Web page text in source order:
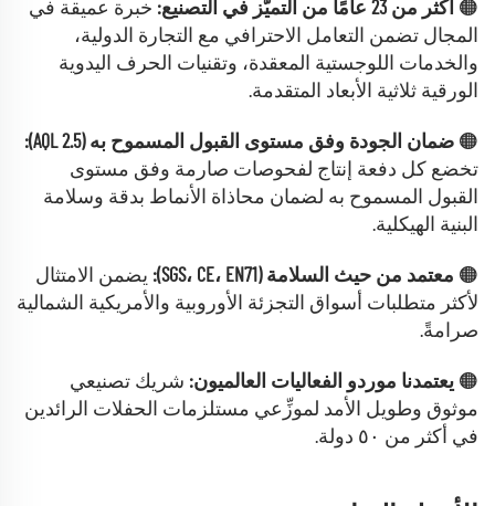
🟠 أكثر من 23 عامًا من التميُّز في التصنيع:
خبرة عميقة في
المجال تضمن التعامل الاحترافي مع التجارة الدولية،
والخدمات اللوجستية المعقدة، وتقنيات الحرف اليدوية
الورقية ثلاثية الأبعاد المتقدمة.
🟠 ضمان الجودة وفق مستوى القبول المسموح به (AQL 2.5):
تخضع كل دفعة إنتاج لفحوصات صارمة وفق مستوى
القبول المسموح به لضمان محاذاة الأنماط بدقة وسلامة
البنية الهيكلية.
🟠 معتمد من حيث السلامة (SGS، CE، EN71):
يضمن الامتثال
لأكثر متطلبات أسواق التجزئة الأوروبية والأمريكية الشمالية
صرامةً.
🟠 يعتمدنا موردو الفعاليات العالميون: شريك تصنيعي
موثوق وطويل الأمد لموزِّعي مستلزمات الحفلات الرائدين
في أكثر من ٥٠ دولة.